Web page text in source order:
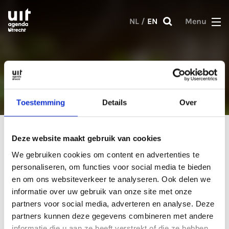
Toestemming Details Over
Deze website maakt gebruik van cookies
We gebruiken cookies om content en advertenties te
personaliseren, om functies voor social media te bieden
en om ons websiteverkeer te analyseren. Ook delen we
informatie over uw gebruik van onze site met onze
partners voor social media, adverteren en analyse. Deze
partners kunnen deze gegevens combineren met andere
Skip to main content
NL / EN Menu
Giveaway